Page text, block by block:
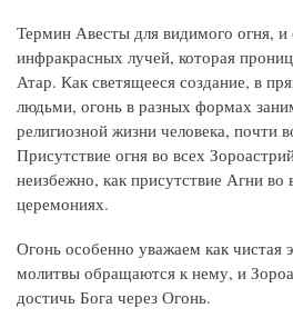
Термин Авесты для видимого огня, и
инфракрасных лучей, которая
Атар. Как светящееся создание, в
людьми, огонь в разных формах
религиозной жизни человека, почти
Присутствие огня во всех
неизбежно, как присутствие Агни во
церемониях.
Огонь особенно уважаем как
молитвы обращаются к нему, и
достичь Бога через Огонь.